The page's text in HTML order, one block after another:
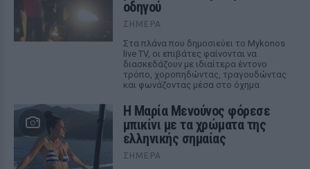
οδηγού
ΣΉΜΕΡΑ
Στα πλάνα που δημοσιεύει το Mykonos
live TV, οι επιβάτες φαίνονται να
διασκεδάζουν με ιδιαίτερα έντονο
τρόπο, χοροπηδώντας, τραγουδώντας
και φωνάζοντας μέσα στο όχημα
Η Μαρία Μενούνος φόρεσε
μπικίνι με τα χρώματα της
ελληνικής σημαίας
ΣΉΜΕΡΑ